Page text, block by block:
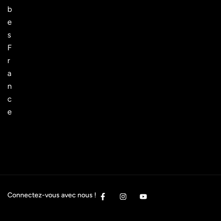
b
e
s
F
r
a
n
c
e
Connectez-vous avec nous !